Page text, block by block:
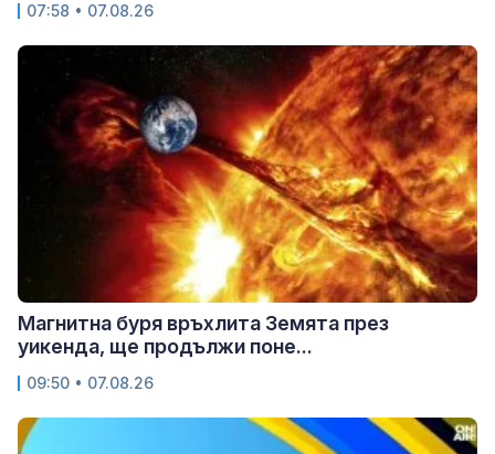
07:58 • 07.08.26
Магнитна буря връхлита Земята през
уикенда, ще продължи поне...
09:50 • 07.08.26